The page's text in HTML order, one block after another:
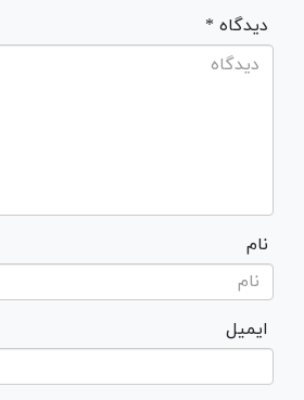
* دیدگاه
نام
ایمیل